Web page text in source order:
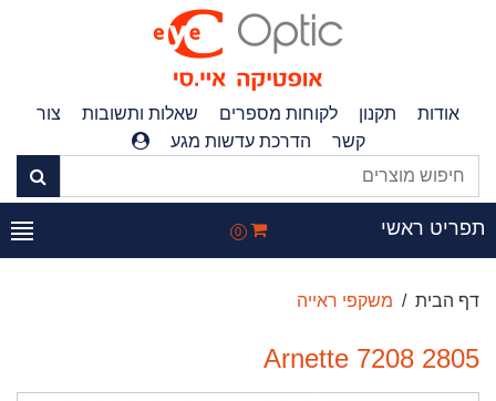
אודות תקנון לקוחות מספרים שאלות ותשובות
צור
קשר
הדרכת עדשות מגע
ראשי 0
דף הבית משקפי ראייה
Arnette 7208 2805